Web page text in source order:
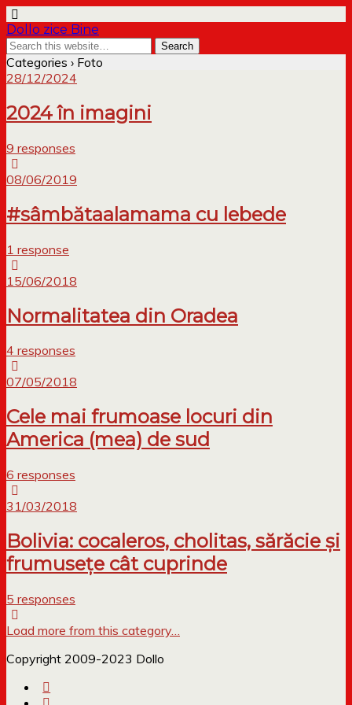
Dollo zice Bine
Categories › Foto
28/12/2024
2024 în imagini
9 responses
08/06/2019
#sâmbătaalamama cu lebede
1 response
15/06/2018
Normalitatea din Oradea
4 responses
07/05/2018
Cele mai frumoase locuri din
America (mea) de sud
6 responses
31/03/2018
Bolivia: cocaleros, cholitas, sărăcie și
frumusețe cât cuprinde
5 responses
Load more from this category…
Copyright 2009-2023 Dollo